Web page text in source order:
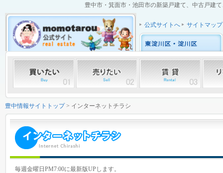
豊中市・箕面市・池田市の新築戸建て、中古戸建
公式サイトへ サイトマップ
豊中情報サイトトップ> インターネットチラシ
毎週金曜日PM7:00に最新版UPします。